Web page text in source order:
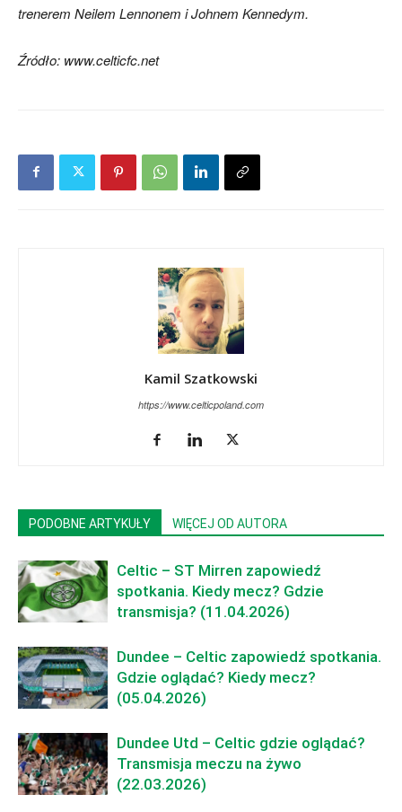
trenerem Neilem Lennonem i Johnem Kennedym.
Źródło: www.celticfc.net
Kamil Szatkowski
https://www.celticpoland.com
PODOBNE ARTYKUŁY WIĘCEJ OD AUTORA
Celtic – ST Mirren zapowiedź
spotkania. Kiedy mecz? Gdzie
transmisja? (11.04.2026)
Dundee – Celtic zapowiedź spotkania.
Gdzie oglądać? Kiedy mecz?
(05.04.2026)
Dundee Utd – Celtic gdzie oglądać?
Transmisja meczu na żywo
(22.03.2026)